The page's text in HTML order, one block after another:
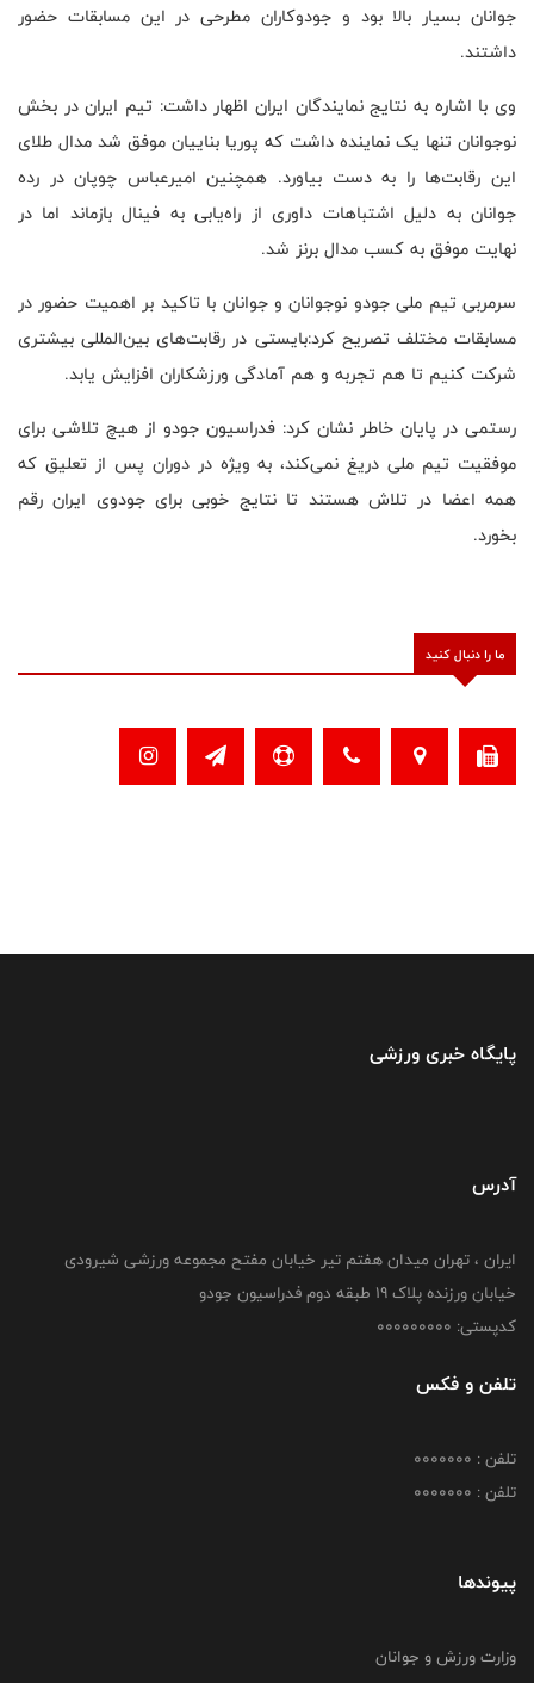
جوانان بسیار بالا بود و جودوکاران مطرحی در این مسابقات حضور
داشتند.
وی با اشاره به نتایج نمایندگان ایران اظهار داشت: تیم ایران در بخش
نوجوانان تنها یک نماینده داشت که پوریا بناییان موفق شد مدال طلای
این رقابت‌ها را به دست بیاورد. همچنین امیرعباس چوپان در رده
جوانان به دلیل اشتباهات داوری از راه‌یابی به فینال بازماند اما در
نهایت موفق به کسب مدال برنز شد.
سرمربی تیم ملی جودو نوجوانان و جوانان با تاکید بر اهمیت حضور در
مسابقات مختلف تصریح کرد:بایستی در رقابت‌های بین‌المللی بیشتری
شرکت کنیم تا هم تجربه و هم آمادگی ورزشکاران افزایش یابد.
رستمی در پایان خاطر نشان کرد: فدراسیون جودو از هیچ تلاشی برای
موفقیت تیم ملی دریغ نمی‌کند، به ویژه در دوران پس از تعلیق که
همه اعضا در تلاش هستند تا نتایج خوبی برای جودوی ایران رقم
بخورد.
ما را دنبال کنید
پایگاه خبری ورزشی
آدرس
ایران ، تهران میدان هفتم تیر خیابان مفتح مجموعه ورزشی شیرودی
خیابان ورزنده پلاک ۱۹ طبقه دوم فدراسیون جودو
کدپستی: 000000000
تلفن و فکس
تلفن : 0000000
تلفن : 0000000
پیوندها
وزارت ورزش و جوانان